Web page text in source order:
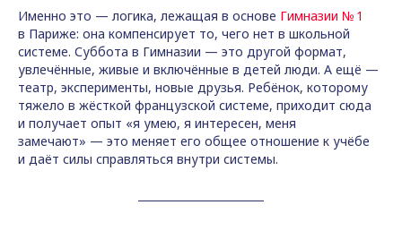
Именно это — логика, лежащая в основе Гимназии № 1
в Париже: она компенсирует то, чего нет в школьной
системе. Суббота в Гимназии — это другой формат,
увлечённые, живые и включённые в детей люди. А ещё —
театр, эксперименты, новые друзья. Ребёнок, которому
тяжело в жёсткой французской системе, приходит сюда
и получает опыт «я умею, я интересен, меня
замечают» — это меняет его общее отношение к учёбе
и даёт силы справляться внутри системы.